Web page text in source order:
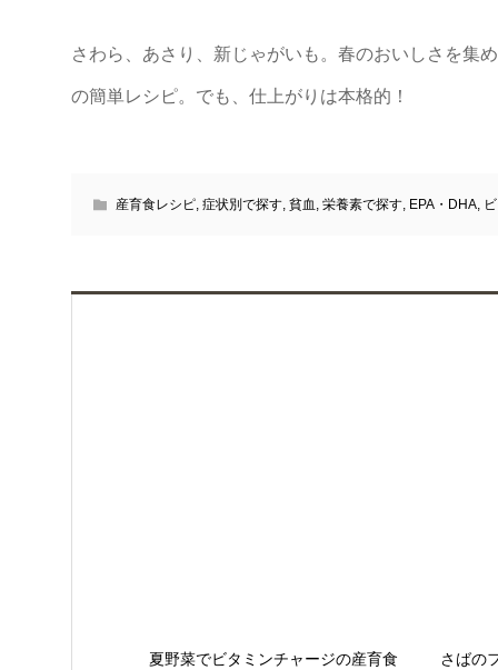
さわら、あさり、新じゃがいも。春のおいしさを集
の簡単レシピ。でも、仕上がりは本格的！
産育食レシピ 症状別で探す 貧血 栄養素で探す EPA・DHA
夏野菜でビタミンチャージの産育食
さばの